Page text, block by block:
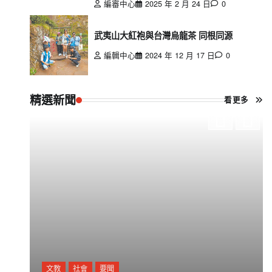
編審中心 2025 年 2 月 24 日 0
武夷山大紅袍與台灣烏龍茶 同根同源
編輯中心 2024 年 12 月 17 日 0
精選新聞 看更多
文教 社會 要聞